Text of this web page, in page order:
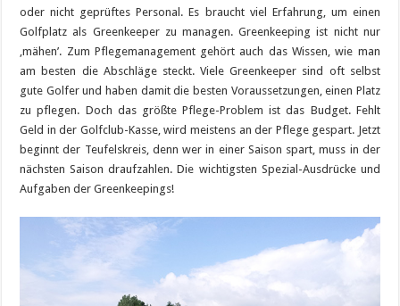
oder nicht geprüftes Personal. Es braucht viel Erfahrung, um einen
Golfplatz als Greenkeeper zu managen. Greenkeeping ist nicht nur
‚mähen’. Zum Pflegemanagement gehört auch das Wissen, wie man
am besten die Abschläge steckt. Viele Greenkeeper sind oft selbst
gute Golfer und haben damit die besten Voraussetzungen, einen Platz
zu pflegen. Doch das größte Pflege-Problem ist das Budget. Fehlt
Geld in der Golfclub-Kasse, wird meistens an der Pflege gespart. Jetzt
beginnt der Teufelskreis, denn wer in einer Saison spart, muss in der
nächsten Saison draufzahlen. Die wichtigsten Spezial-Ausdrücke und
Aufgaben der Greenkeepings!